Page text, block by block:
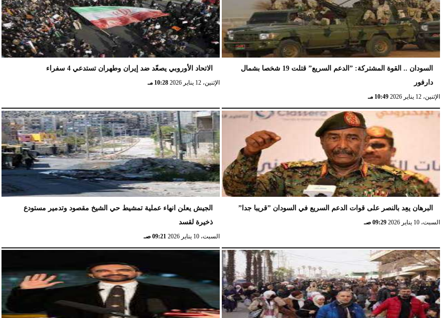
السودان .. القوة المشتركة: ”الدعم السريع” قتلت 19 شخصا بشمال
دارفور
الإثنين، 12 يناير 2026 10:49 مـ
الاتحاد الأوروبي يصعّد ضد إيران وطهران تستدعي 4 سفراء
الإثنين، 12 يناير 2026 10:28 مـ
البرهان يعِد بالنصر على قوات الدعم السريع في السودان ”قريبا جدا”
السبت، 10 يناير 2026 09:29 صـ
الجيش يعلن انهاء عملية تمشيط حي الشيخ مقصود وتدمير مستودع
ذخيرة لقسد
السبت، 10 يناير 2026 09:21 صـ